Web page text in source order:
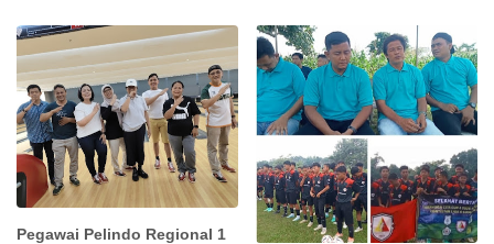
Pegawai Pelindo Regional 1